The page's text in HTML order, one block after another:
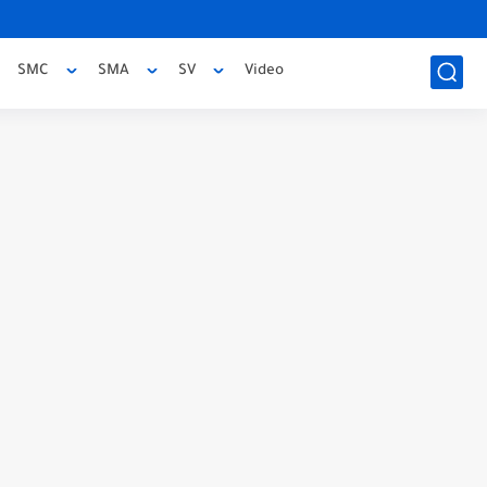
SMC SMA SV Video